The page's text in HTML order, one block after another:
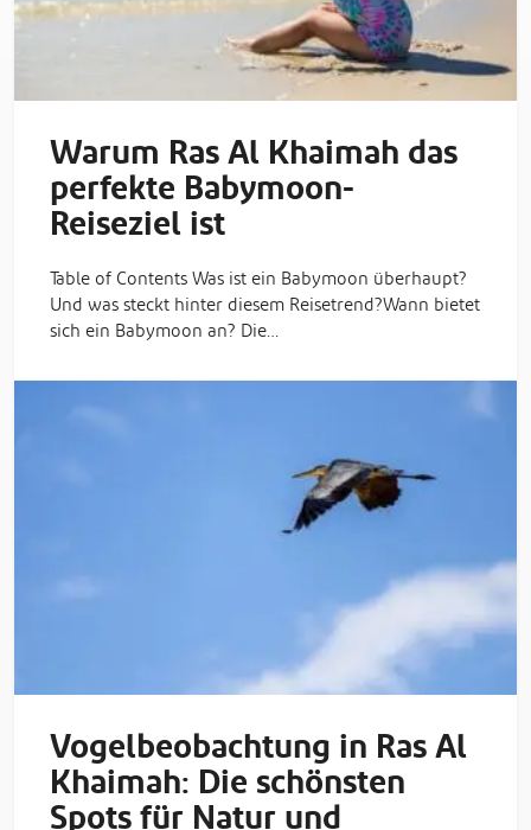
Warum Ras Al Khaimah das
perfekte Babymoon-
Reiseziel ist
Table of Contents Was ist ein Babymoon überhaupt?
Und was steckt hinter diesem Reisetrend?Wann bietet
sich ein Babymoon an? Die…
Vogelbeobachtung in Ras Al
Khaimah: Die schönsten